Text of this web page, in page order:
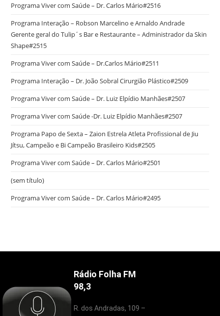
Programa Viver com Saúde – Dr. Carlos Mário#2516
Programa Interação – Robson Marcelino e Arnaldo Andrade
Gerente geral do Tulip´s Bar e Restaurante – Administrador da Skin
Shape#2515
Programa Viver com Saúde – Dr.Carlos Mário#2511
Programa Interação – Dr. João Sobral Cirurgião Plástico#2509
Programa Viver com Saúde – Dr. Luiz Elpídio Manhães#2507
Programa Viver com Saúde -Dr. Luiz Elpídio Manhães#2507
Programa Papo de Sexta – Zaion Estrela Atleta Profissional de Jiu
Jítsu, Campeão e Bi Campeão Brasileiro Kids#2505
Programa Viver com Saúde – Dr. Carlos Mário#2501
(sem título)
Programa Viver com Saúde – Dr. Carlos Mário#2495
Rádio Folha FM
98,3
R. dos Andradas, 109 –